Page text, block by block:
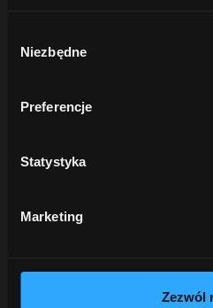
zgody
Niezbędne
Preferencje
Statystyka
Marketing
Zezwól
działalności.
się
opens in a new tab